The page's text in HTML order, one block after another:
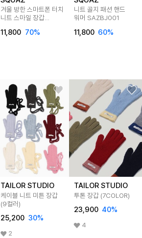
겨울 방한 스마트폰 터치
니트 스마일 장갑
11,800 70%
니트 골지 패션 핸드
워머 SAZBJ001
11,800 60%
TAILOR STUDIO
케이블 니트 미튼 장갑
(9컬러)
25,200 30%
2
TAILOR STUDIO
투톤 장갑 (7COLOR)
23,900 40%
4